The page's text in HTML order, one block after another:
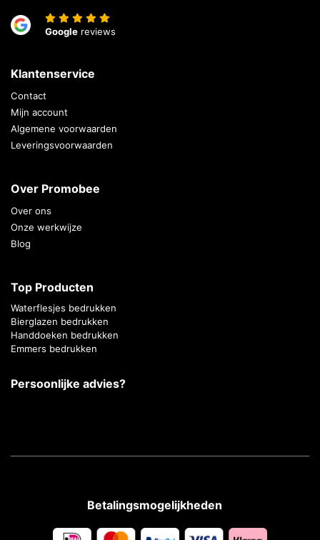
Google reviews
Klantenservice
Contact
Mijn account
Algemene voorwaarden
Leveringsvoorwaarden
Over Promobee
Over ons
Onze werkwijze
Blog
Top Producten
Waterflesjes bedrukken
Bierglazen bedrukken
Handdoeken bedrukken
Emmers bedrukken
Persoonlijke advies?
Betalingsmogelijkheden